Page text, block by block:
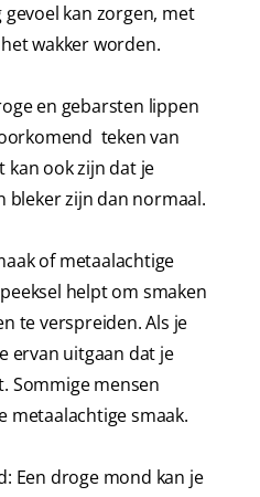
kan zorgen, met
wakker worden.
en gebarsten lippen
teken van
kan ook zijn dat je
bleker zijn dan normaal.
of metaalachtige
helpt om smaken
te verspreiden. Als je
ervan uitgaan dat je
Sommige mensen
metaalachtige smaak.
Een droge mond kan je